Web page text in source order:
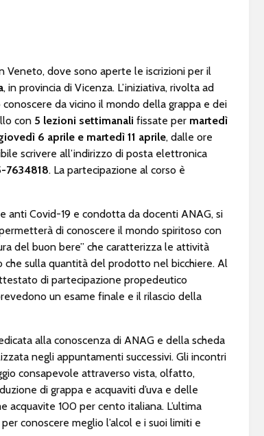
Veneto, dove sono aperte le iscrizioni per il
, in provincia di Vicenza. L’iniziativa, rivolta ad
da vicino il mondo della grappa e dei
con 5 lezioni settimanali fissate per martedì
6 aprile e martedì 11 aprile, dalle ore
scrivere all’indirizzo di posta elettronica
7634818. La partecipazione al corso è
Covid-19 e condotta da docenti ANAG, si
di conoscere il mondo spiritoso con
del buon bere” che caratterizza le attività
che sulla quantità del prodotto nel bicchiere. Al
di partecipazione propedeutico
un esame finale e il rilascio della
alla conoscenza di ANAG e della scheda
negli appuntamenti successivi. Gli incontri
consapevole attraverso vista, olfatto,
di grappa e acquaviti d’uva e delle
acquavite 100 per cento italiana. L’ultima
conoscere meglio l’alcol e i suoi limiti e